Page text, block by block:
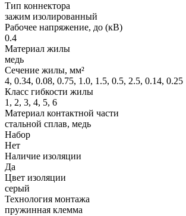
Тип коннектора
зажим изолированный
Рабочее напряжение, до (кВ)
0.4
Материал жилы
медь
Сечение жилы, мм²
4, 0.34, 0.08, 0.75, 1.0, 1.5, 0.5, 2.5, 0.14, 0.25
Класс гибкости жилы
1, 2, 3, 4, 5, 6
Материал контактной части
стальной сплав, медь
Набор
Нет
Наличие изоляции
Да
Цвет изоляции
серый
Технология монтажа
пружинная клемма